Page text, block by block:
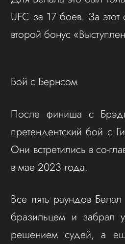
UFC за 17 боев. За
второй бонус
Бой с Бернсом
После финиша с
претендентский бой с
Они встретились в со-
в мае 2023 года.
Все пять раундов
бразильцем и забрал
решением судей, а